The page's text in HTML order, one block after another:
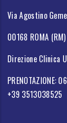
Via Agostino
00168 ROMA (RM)
Direzione Clinica
PRENOTAZIONE:
+39 3513038525